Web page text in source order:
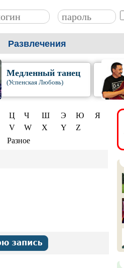
Развлечения
Медленный танец
(Успенская Любовь)
Ц Ч Ш Э Ю
Я
V W X Y
Z
Разное